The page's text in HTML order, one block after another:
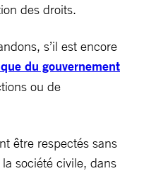
des droits.
s’il est encore
du gouvernement
ou de
être respectés sans
société civile, dans